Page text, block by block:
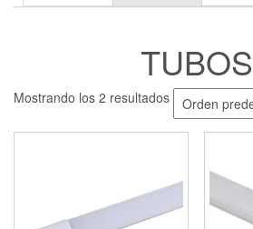
TUBOS
Mostrando los 2 resultados